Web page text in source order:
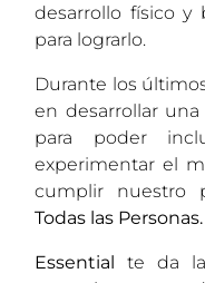
desarrollo físico y
para lograrlo.
Durante los
en desarrollar
para poder
experimentar el
cumplir nuestro
Todas las Personas.
Essentialte da